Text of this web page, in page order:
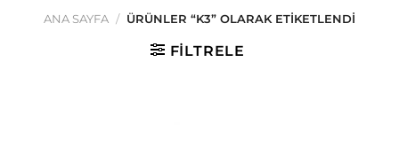
ANA SAYFA / ÜRÜNLER “K3” OLARAK ETIKETLENDI
FILTRELE